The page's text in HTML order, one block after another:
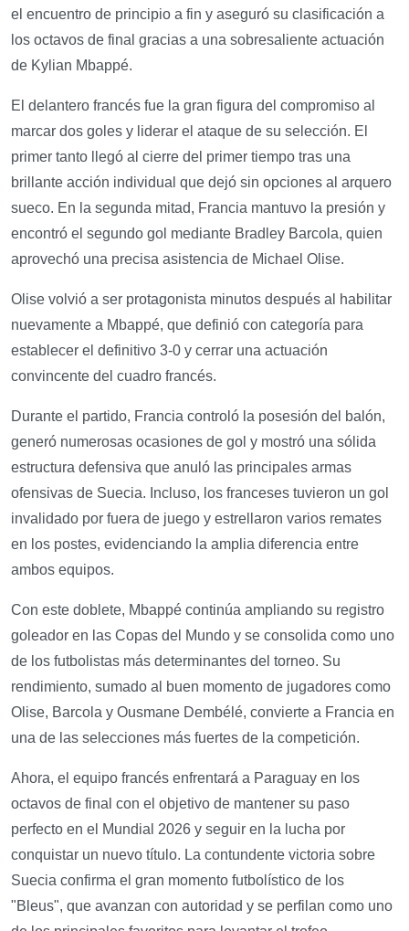
el encuentro de principio a fin y aseguró su clasificación a
los octavos de final gracias a una sobresaliente actuación
de Kylian Mbappé.
El delantero francés fue la gran figura del compromiso al
marcar dos goles y liderar el ataque de su selección. El
primer tanto llegó al cierre del primer tiempo tras una
brillante acción individual que dejó sin opciones al arquero
sueco. En la segunda mitad, Francia mantuvo la presión y
encontró el segundo gol mediante Bradley Barcola, quien
aprovechó una precisa asistencia de Michael Olise.
Olise volvió a ser protagonista minutos después al habilitar
nuevamente a Mbappé, que definió con categoría para
establecer el definitivo 3-0 y cerrar una actuación
convincente del cuadro francés.
Durante el partido, Francia controló la posesión del balón,
generó numerosas ocasiones de gol y mostró una sólida
estructura defensiva que anuló las principales armas
ofensivas de Suecia. Incluso, los franceses tuvieron un gol
invalidado por fuera de juego y estrellaron varios remates
en los postes, evidenciando la amplia diferencia entre
ambos equipos.
Con este doblete, Mbappé continúa ampliando su registro
goleador en las Copas del Mundo y se consolida como uno
de los futbolistas más determinantes del torneo. Su
rendimiento, sumado al buen momento de jugadores como
Olise, Barcola y Ousmane Dembélé, convierte a Francia en
una de las selecciones más fuertes de la competición.
Ahora, el equipo francés enfrentará a Paraguay en los
octavos de final con el objetivo de mantener su paso
perfecto en el Mundial 2026 y seguir en la lucha por
conquistar un nuevo título. La contundente victoria sobre
Suecia confirma el gran momento futbolístico de los
"Bleus", que avanzan con autoridad y se perfilan como uno